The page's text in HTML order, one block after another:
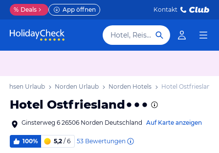
% Deals App öffnen Kontakt
Hotel, Reiseziel
Urlaub Norden Urlaub Norden Hotels Hotel Ostfriesland
Hotel Ostfriesland
Ginsterweg 6 26506 Norden Deutschland Auf Karte anzeigen
100% 5,2 / 6 53 Bewertungen